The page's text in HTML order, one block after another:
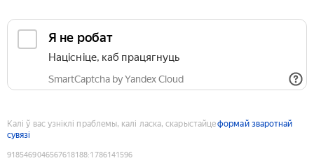
Я не робат
Націсніце, каб працягнуць
SmartCaptcha by Yandex Cloud
Калі ў вас узніклі праблемы, калі ласка, скарыстайцеформай зваротнай
сувязі
9185469046567618188:1786141596